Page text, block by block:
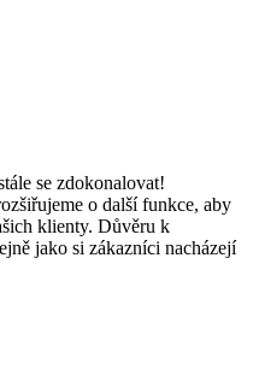
se zdokonalovat!
o další funkce, aby
klienty. Důvěru k
jako si zákazníci nacházejí